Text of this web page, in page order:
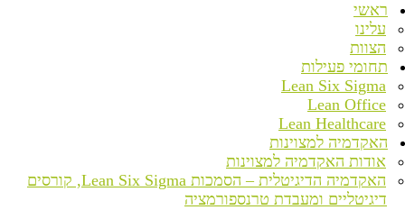
ראשי
עלינו
הצוות
תחומי פעילות
Lean Six Sigma
Lean Office
Lean Healthcare
האקדמיה למצוינות
אודות האקדמיה למצוינות
האקדמיה הדיגיטלית – הסמכות Lean Six Sigma, קורסים
דיגיטליים ומעבדת טרנספורמציה